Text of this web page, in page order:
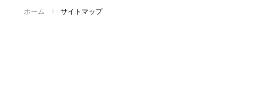
ホーム サイトマップ